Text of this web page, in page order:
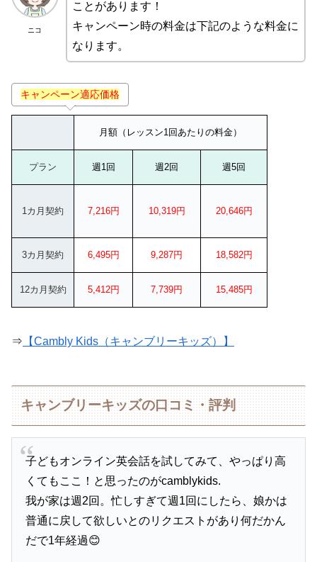
ニコ
ことがあります！
キャンペーン時の料金は下記のような料金に
なります。
キャンペーン適応価格
月額（レッスン1回あたりの料金）
プラン 週1回 週2回 週5回
1カ月契約 7,216円 10,319円 20,646円
3カ月契約 6,495円 9,287円 18,582円
12カ月契約 5,412円 7,739円 15,485円
⇒ 【Cambly Kids（キャンブリーキッズ）】
キャンブリーキッズの口コミ・評判
子どもオンライン英会話を試してみて、やっぱり高
くてもここ！と思ったのがcamblykids.
我が家は週2回。忙しすぎて週1回にしたら、娘かは
普通に戻して欲しいとのリクエストがあり何だかん
だで1年経過😊